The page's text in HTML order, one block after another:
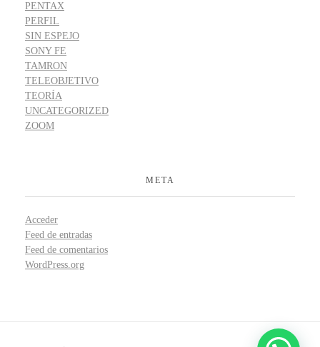
PENTAX
PERFIL
SIN ESPEJO
SONY FE
TAMRON
TELEOBJETIVO
TEORÍA
UNCATEGORIZED
ZOOM
META
Acceder
Feed de entradas
Feed de comentarios
WordPress.org